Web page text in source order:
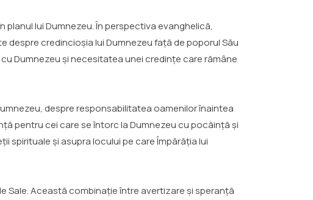
lui Dumnezeu. În perspectiva evanghelică,
credincioșia lui Dumnezeu față de poporul Său
Dumnezeu și necesitatea unei credințe care rămâne
despre responsabilitatea oamenilor înaintea
pentru cei care se întorc la Dumnezeu cu pocăință și
spirituale și asupra locului pe care Împărăția lui
Sale. Această combinație între avertizare și speranță